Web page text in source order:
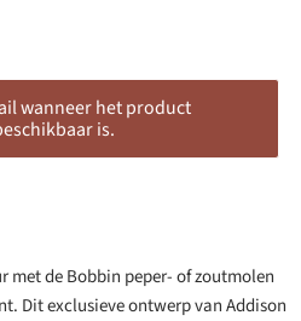
wanneer het product
is.
met de Bobbin peper- of zoutmolen
Dit exclusieve ontwerp van Addison